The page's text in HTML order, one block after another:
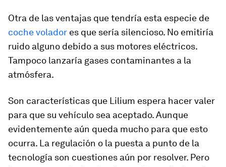
Otra de las ventajas que tendría esta especie de
coche volador es que sería silencioso. No emitiría
ruido alguno debido a sus motores eléctricos.
Tampoco lanzaría gases contaminantes a la
atmósfera.
Son características que Lilium espera hacer valer
para que su vehículo sea aceptado. Aunque
evidentemente aún queda mucho para que esto
ocurra. La regulación o la puesta a punto de la
tecnología son cuestiones aún por resolver. Pero